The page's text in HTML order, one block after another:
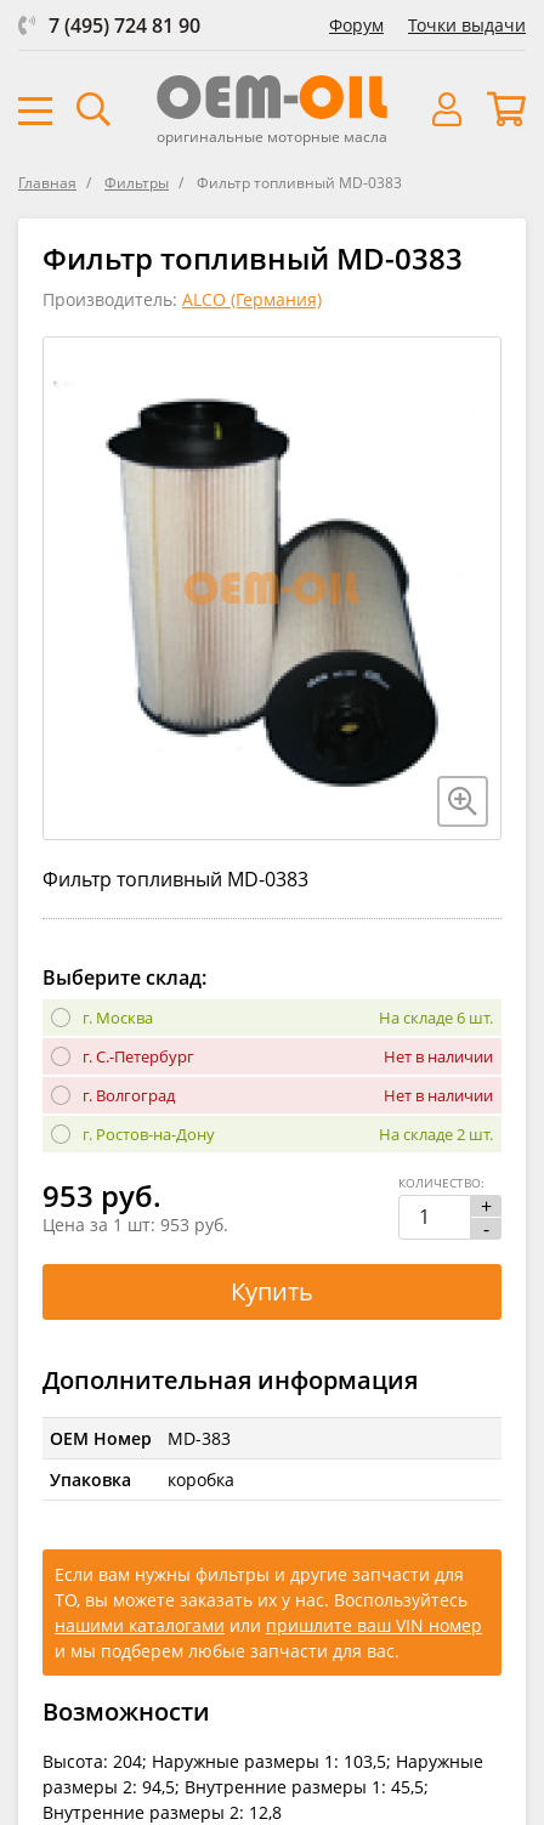
7 (495) 724 81 90 Форум Точки выдачи
оригинальные моторные масла
Главная Фильтры Фильтр топливный MD-0383
Фильтр топливный MD-0383
Производитель: ALCO (Германия)
Фильтр топливный MD-0383
Выберите склад:
г. Москва
На складе 6 шт.
г. С.-Петербург
Нет в наличии
г. Волгоград
Нет в наличии
г. Ростов-на-Дону
На складе 2 шт.
953 руб.
Цена за 1 шт: 953 руб.
+
-
КОЛИЧЕСТВО:
Купить
Дополнительная информация
OEM Номер
MD-383
Упаковка
коробка
Если вам нужны фильтры и другие запчасти для
ТО, вы можете заказать их у нас. Воспользуйтесь
нашими каталогами или пришлите ваш VIN номер
и мы подберем любые запчасти для вас.
Возможности
Высота: 204; Наружные размеры 1: 103,5; Наружные
размеры 2: 94,5; Внутренние размеры 1: 45,5;
Внутренние размеры 2: 12,8